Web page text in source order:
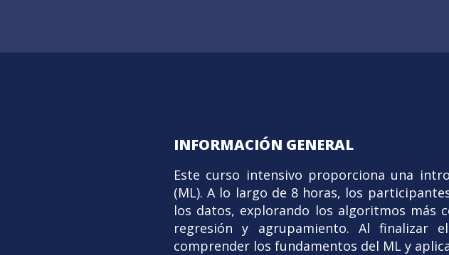
INFORMACIÓN GENERAL
Este curso intensivo proporciona una
(ML). A lo largo de 8 horas, los
los datos, explorando los algoritmos más
regresión y agrupamiento. Al finalizar
comprender los fundamentos del ML y